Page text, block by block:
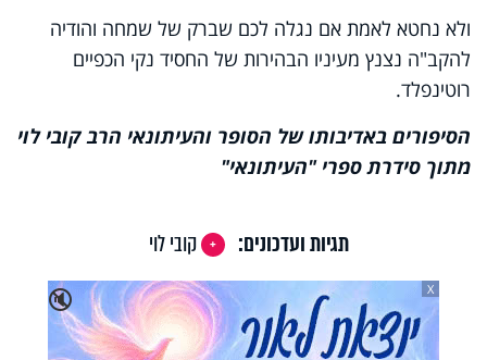
ולא נחטא לאמת אם נגלה לכם שברק של שמחה והודיה
להקב"ה נצנץ מעיניו הבהירות של החסיד נקי הכפיים
רוטינפלד.
הסיפורים באדיבותו של הסופר והעיתונאי הרב קובי לוי
מתוך סידרת ספרי "העיתונאי"
תגיות ועדכונים:
קובי לוי
🔇
X